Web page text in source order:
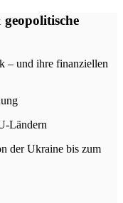
– und ihre finanziellen
Ländern
der Ukraine bis zum